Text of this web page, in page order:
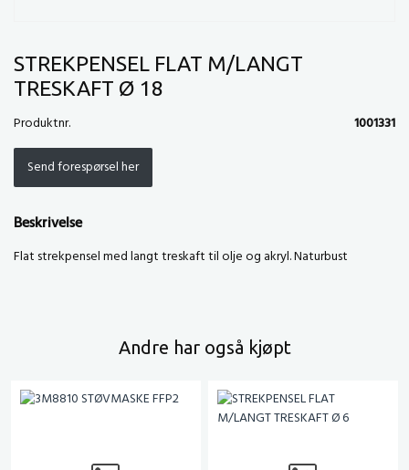
STREKPENSEL FLAT M/LANGT
TRESKAFT Ø 18
Produktnr. 1001331
Send forespørsel her
Beskrivelse
Flat strekpensel med langt treskaft til olje og akryl. Naturbust
Andre har også kjøpt